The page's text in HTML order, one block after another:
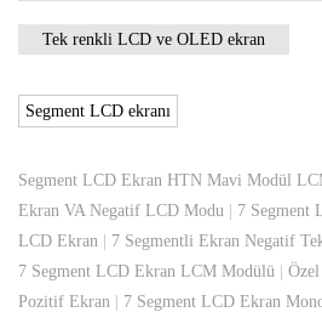
Tek renkli LCD ve OLED ekran
Segment LCD ekranı
Segment LCD Ekran HTN Mavi Modül
Ekran VA Negatif LCD Modu | 7 Segment
LCD Ekran | 7 Segmentli Ekran Negatif
7 Segment LCD Ekran LCM Modülü |
Pozitif Ekran | 7 Segment LCD Ekran